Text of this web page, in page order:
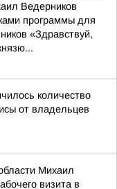
Ведерников
программы для
«Здравствуй,
количество
от владельцев
Михаил
визита в